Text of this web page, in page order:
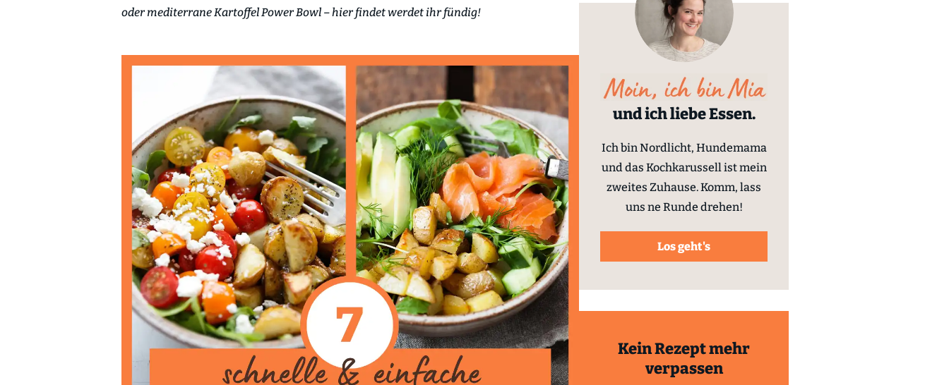
oder mediterrane Kartoffel Power Bowl – hier findet werdet ihr fündig!
und ich liebe Essen.
Ich bin Nordlicht, Hundemama
und das Kochkarussell ist mein
zweites Zuhause. Komm, lass
uns ne Runde drehen!
Los geht's
Kein Rezept mehr
verpassen